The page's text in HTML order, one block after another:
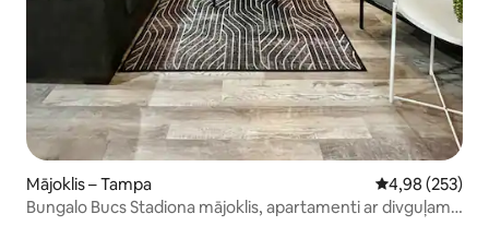
Mājoklis – Tampa Vidējais
4,98 (253)
Bungalo Bucs Stadiona mājoklis, apartamenti ar divguļamo